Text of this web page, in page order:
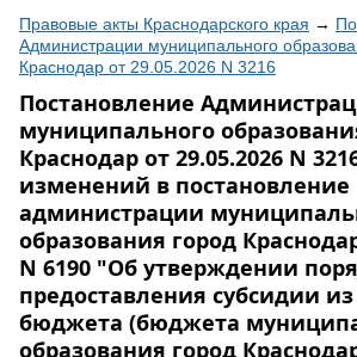
Правовые акты Краснодарского края →
Администрации муниципального
Краснодар от 29.05.2026 N 3216
Постановление
муниципального
Краснодар от 29.05.2026 N
изменений в постановление
администрации
образования город
N 6190 "Об утверждении
предоставления субсидии
бюджета (бюджета
образования город